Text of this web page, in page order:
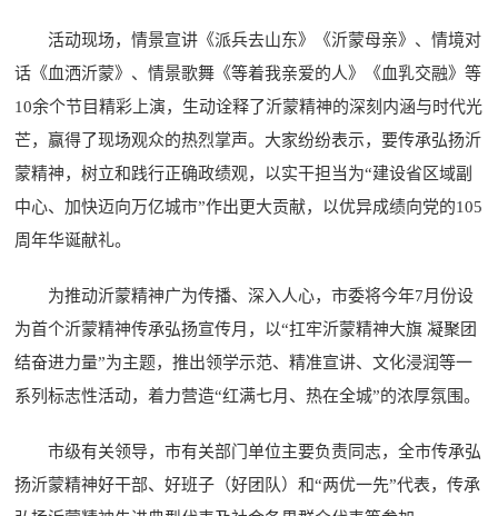
活动现场，情景宣讲《派兵去山东》《沂蒙母亲》、情境对
话《血洒沂蒙》、情景歌舞《等着我亲爱的人》《血乳交融》等
10余个节目精彩上演，生动诠释了沂蒙精神的深刻内涵与时代光
芒，赢得了现场观众的热烈掌声。大家纷纷表示，要传承弘扬沂
蒙精神，树立和践行正确政绩观，以实干担当为“建设省区域副
中心、加快迈向万亿城市”作出更大贡献，以优异成绩向党的105
周年华诞献礼。
为推动沂蒙精神广为传播、深入人心，市委将今年7月份设
为首个沂蒙精神传承弘扬宣传月，以“扛牢沂蒙精神大旗 凝聚团
结奋进力量”为主题，推出领学示范、精准宣讲、文化浸润等一
系列标志性活动，着力营造“红满七月、热在全城”的浓厚氛围。
市级有关领导，市有关部门单位主要负责同志，全市传承弘
扬沂蒙精神好干部、好班子（好团队）和“两优一先”代表，传承